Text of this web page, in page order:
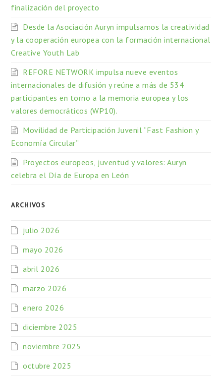
finalización del proyecto
Desde la Asociación Auryn impulsamos la creatividad
y la cooperación europea con la formación internacional
Creative Youth Lab
REFORE NETWORK impulsa nueve eventos
internacionales de difusión y reúne a más de 534
participantes en torno a la memoria europea y los
valores democráticos (WP10).
Movilidad de Participación Juvenil “Fast Fashion y
Economía Circular”
Proyectos europeos, juventud y valores: Auryn
celebra el Día de Europa en León
ARCHIVOS
julio 2026
mayo 2026
abril 2026
marzo 2026
enero 2026
diciembre 2025
noviembre 2025
octubre 2025